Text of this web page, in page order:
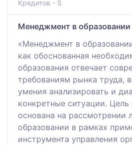
Кредитов - 5
Менеджмент в образовании
«Менеджмент в
как обоснованная
образования отвечает
требованиям рынка труда,
умения анализировать и
конкретные ситуации. Цель
основана на рассмотрении
образовании в рамках
инструмента управления